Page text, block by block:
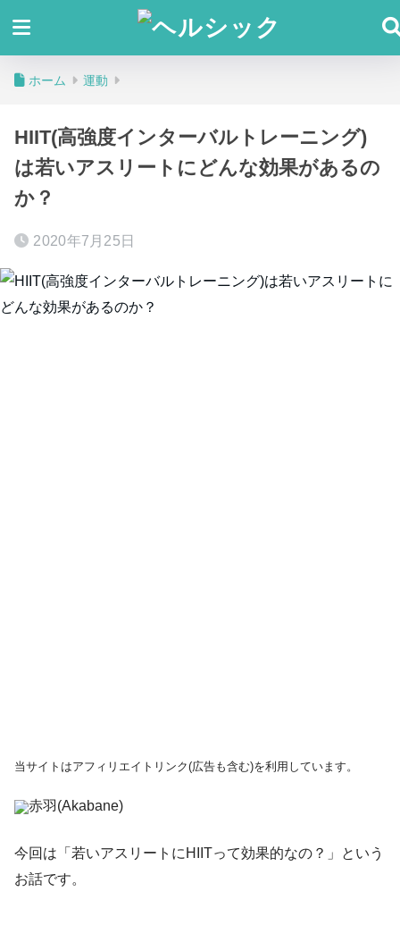
ホーム 運動
HIIT(高強度インターバルトレーニング)
は若いアスリートにどんな効果があるの
か？
2020年7月25日
当サイトはアフィリエイトリンク(広告も含む)を利用しています。
赤羽(Akabane)
今回は「若いアスリートにHIITって効果的なの？」という
お話です。